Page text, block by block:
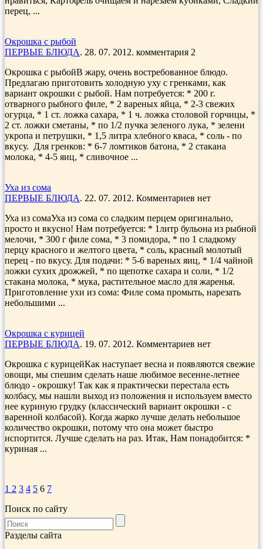
перец, ...
Окрошка с рыбой
ПЕРВЫЕ БЛЮДА. 28. 07. 2012. комментария 2
Окрошка с рыбойВ жару, очень востребованное блюдо.
Предлагаю приготовить холодную уху с гренками, как
вариант окрошки с рыбой. Нам потребуется: * 200 г.
отварного рыбного филе, * 2 вареных яйца, * 2-3 свежих
огурца, * 1 ст. ложка саха­ра, * 1 ч. ложка столовой горчицы, *
2 ст. ложки сметаны, * по 1/2 пучка зеленого лука, * зелени
укропа и петрушки, * 1,5 литра хлебного кваса, * соль - по
вкусу. Для гренков: * 6-7 ломтиков батона, * 2 стакана
молока, * 4-5 яиц, * сливочное ...
Уха из сома
ПЕРВЫЕ БЛЮДА. 22. 07. 2012. Комментариев нет
Уха из сомаУха из сома со сладким перцем оригинально,
просто и вкусно! Нам потребуется: * 1литр бульона из рыбной
мело­чи, * 300 г филе сома, * 3 помидора, * по 1 сладкому
перцу красного и желтого цвета, * соль, красный моло­тый
перец - по вкусу. Для подачи: * 5-6 вареных яиц, * 1/4 чайной
ложки сухих дрожжей, * по щепотке сахара и соли, * 1/2
стакана молока, * мука, растительное масло для жаренья.
Приготовление ухи из сома: Филе сома промыть, наре­зать
небольшими ...
Окрошка с курицей
ПЕРВЫЕ БЛЮДА. 19. 07. 2012. Комментариев нет
Окрошка с курицейКак наступает весна и появляются свежие
овощи, мы спешим сделать наше любимое весенне-летнее
блюдо - окрошку! Так как я практически перестала есть
колбасу, мы нашли выход из положения и используем вместо
нее куриную грудку (классический вариант окрошки - с
варенной колбасой). Когда жарко лучше делать небольшое
количество окрошки, потому что она может быстро
испортится. Лучше сделать на раз. Итак, Нам понадобится: *
куриная ...
1 2 3 4 5 6 7
Поиск по сайту
Разделы сайта